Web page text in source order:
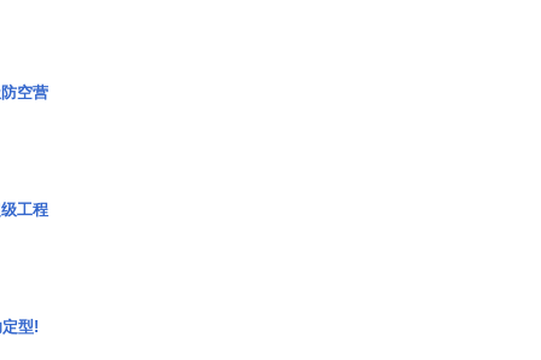
空营
工程
型!